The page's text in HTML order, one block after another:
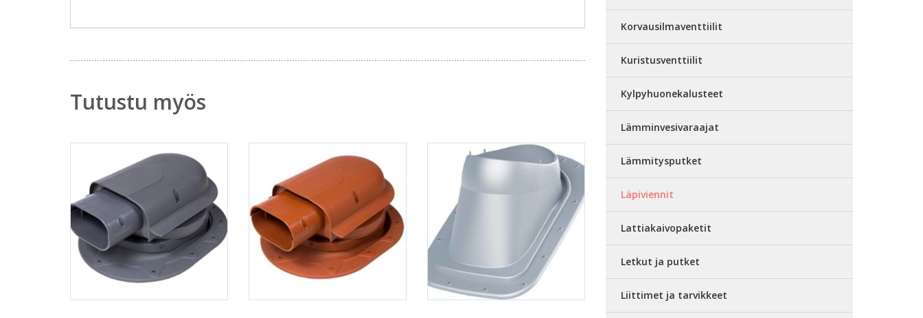
Tutustu myös
Korvausilmaventtiilit
Kuristusventtiilit
Kylpyhuonekalusteet
Lämminvesivaraajat
Lämmitysputket
Läpiviennit
Lattiakaivopaketit
Letkut ja putket
Liittimet ja tarvikkeet